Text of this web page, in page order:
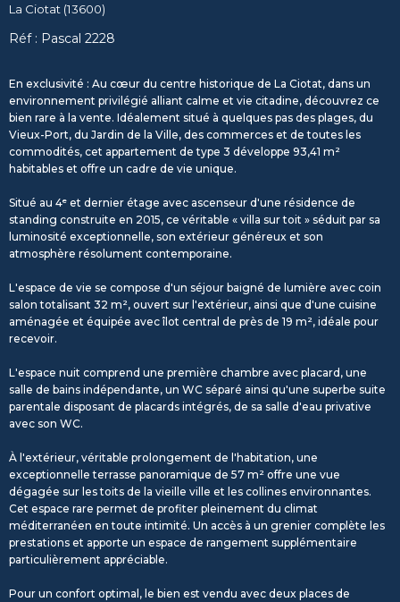
La Ciotat (13600)
Réf : Pascal 2228
En exclusivité : Au cœur du centre historique de La Ciotat, dans un
environnement privilégié alliant calme et vie citadine, découvrez ce
bien rare à la vente. Idéalement situé à quelques pas des plages, du
Vieux-Port, du Jardin de la Ville, des commerces et de toutes les
commodités, cet appartement de type 3 développe 93,41 m²
habitables et offre un cadre de vie unique.
Situé au 4ᵉ et dernier étage avec ascenseur d'une résidence de
standing construite en 2015, ce véritable « villa sur toit » séduit par sa
luminosité exceptionnelle, son extérieur généreux et son
atmosphère résolument contemporaine.
L'espace de vie se compose d'un séjour baigné de lumière avec coin
salon totalisant 32 m², ouvert sur l'extérieur, ainsi que d'une cuisine
aménagée et équipée avec îlot central de près de 19 m², idéale pour
recevoir.
L'espace nuit comprend une première chambre avec placard, une
salle de bains indépendante, un WC séparé ainsi qu'une superbe suite
parentale disposant de placards intégrés, de sa salle d'eau privative
avec son WC.
À l'extérieur, véritable prolongement de l'habitation, une
exceptionnelle terrasse panoramique de 57 m² offre une vue
dégagée sur les toits de la vieille ville et les collines environnantes.
Cet espace rare permet de profiter pleinement du climat
méditerranéen en toute intimité. Un accès à un grenier complète les
prestations et apporte un espace de rangement supplémentaire
particulièrement appréciable.
Pour un confort optimal, le bien est vendu avec deux places de